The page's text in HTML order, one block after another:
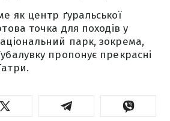
як центр ґуральської
точка для походів у
парк, зокрема,
пропонує прекрасні